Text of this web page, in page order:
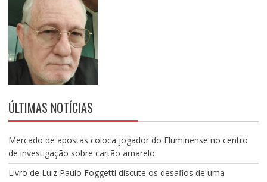
ÚLTIMAS NOTÍCIAS
Mercado de apostas coloca jogador do Fluminense no centro
de investigação sobre cartão amarelo
Livro de Luiz Paulo Foggetti discute os desafios de uma